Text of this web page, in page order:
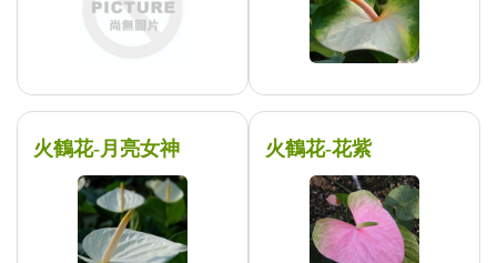
火鶴花-月亮女神 火鶴花-花紫